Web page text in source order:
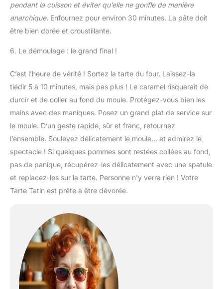
pendant la cuisson et éviter qu’elle ne gonfle de manière
anarchique. Enfournez pour environ 30 minutes. La pâte doit
être bien dorée et croustillante.
6. Le démoulage : le grand final !
C’est l’heure de vérité ! Sortez la tarte du four. Laissez-la
tiédir 5 à 10 minutes, mais pas plus ! Le caramel risquerait de
durcir et de coller au fond du moule. Protégez-vous bien les
mains avec des maniques. Posez un grand plat de service sur
le moule. D’un geste rapide, sûr et franc, retournez
l’ensemble. Soulevez délicatement le moule… et admirez le
spectacle ! Si quelques pommes sont restées collées au fond,
pas de panique, récupérez-les délicatement avec une spatule
et replacez-les sur la tarte. Personne n’y verra rien ! Votre
Tarte Tatin est prête à être dévorée.